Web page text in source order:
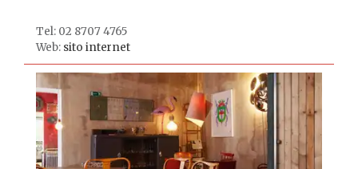
Tel: 02 8707 4765
Web: sito internet